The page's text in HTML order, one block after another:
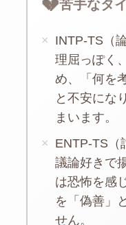
💔苦手なタ
× INTP-TS（
理屈っぽく
め、「何を
と不安にな
まいます。
× ENTP-TS（
議論好きで
は恐怖を感
を「偽善」
せん。